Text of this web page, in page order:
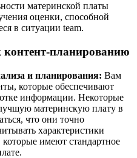
материнской платы
оценки, способной
в ситуации team.
планированию
и планирования: Вам
которые обеспечивают
информации. Некоторые
материнскую плату в
что они точно
характеристики
имеют стандартное